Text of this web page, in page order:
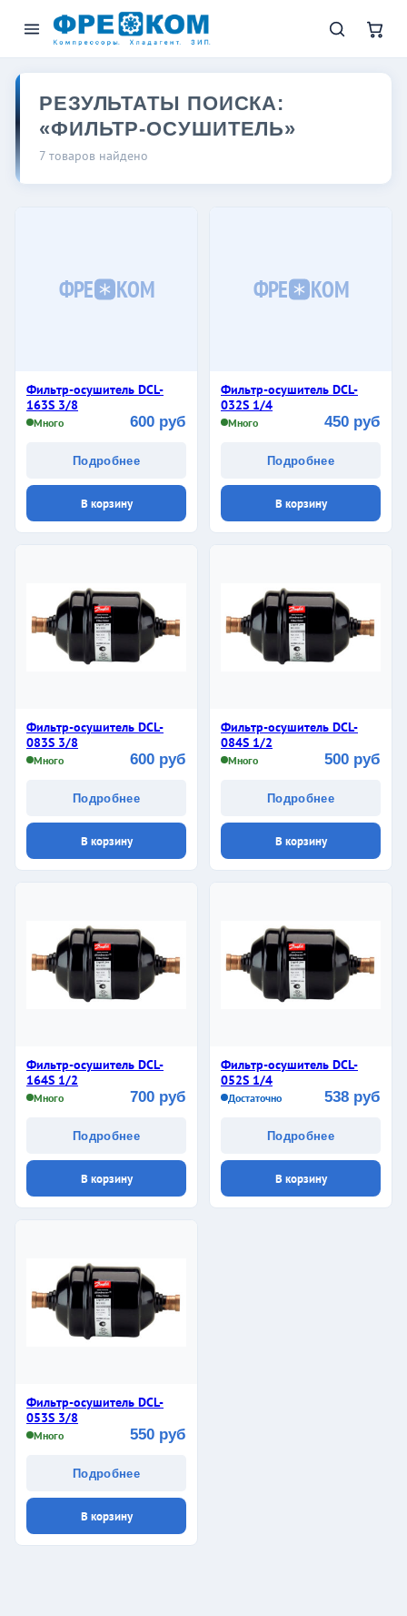
РЕЗУЛЬТАТЫ ПОИСКА:
«ФИЛЬТР-ОСУШИТЕЛЬ»
7 товаров найдено
ФРЕ КОМ
Фильтр-осушитель DCL-
163S 3/8
Много 600 руб
Подробнее
В корзину
ФРЕ КОМ
Фильтр-осушитель DCL-
032S 1/4
Много 450 руб
Подробнее
В корзину
Фильтр-осушитель DCL-
083S 3/8
Много 600 руб
Подробнее
В корзину
Фильтр-осушитель DCL-
084S 1/2
Много 500 руб
Подробнее
В корзину
Фильтр-осушитель DCL-
164S 1/2
Много 700 руб
Подробнее
В корзину
Фильтр-осушитель DCL-
052S 1/4
Достаточно 538 руб
Подробнее
В корзину
Фильтр-осушитель DCL-
053S 3/8
Много 550 руб
Подробнее
В корзину